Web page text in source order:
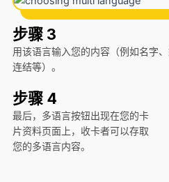
步骤 3
用该语言输入您的内容（例如名字
连结等）。
步骤 4
最后，多语言按钮出现在您的卡
片资料页面上，收卡者可以存取
您的多语言内容。